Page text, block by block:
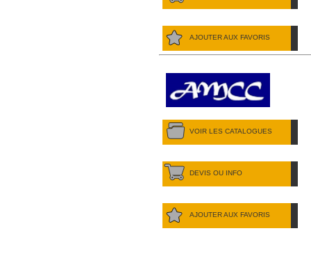
AJOUTER AUX FAVORIS
VOIR LES CATALOGUES
DEVIS OU INFO
AJOUTER AUX FAVORIS